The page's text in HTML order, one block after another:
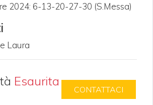
2024: 6-13-20-27-30 (S.Messa)
Laura
Esaurita
CONTATTACI